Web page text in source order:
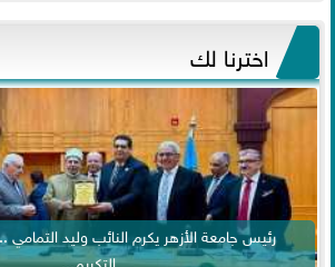
اخترنا لك
رئيس جامعة الأزهر يكرم النائب وليد التمامي
التكريم...